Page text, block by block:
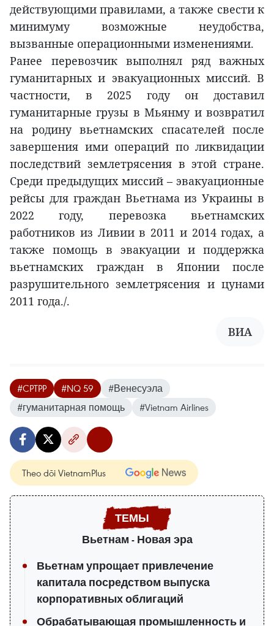
действующими правилами, а также свести к
минимуму возможные неудобства,
вызванные операционными изменениями.
Ранее перевозчик выполнял ряд важных
гуманитарных и эвакуационных миссий. В
частности, в 2025 году он доставил
гуманитарные грузы в Мьянму и возвратил
на родину вьетнамских спасателей после
завершения ими операций по ликвидации
последствий землетрясения в этой стране.
Среди предыдущих миссий – эвакуационные
рейсы для граждан Вьетнама из Украины в
2022 году, перевозка вьетнамских
работников из Ливии в 2011 и 2014 годах, а
также помощь в эвакуации и поддержка
вьетнамских граждан в Японии после
разрушительного землетрясения и цунами
2011 года./.
ВИА
#CPTPP #NQ 59
#Венесуэла
#гуманитарная помощь
#Vietnam Airlines
Theo dõi VietnamPlus
Вьетнам - Новая эра
Вьетнам упрощает привлечение
капитала посредством выпуска
корпоративных облигаций
Обрабатывающая промышленность и